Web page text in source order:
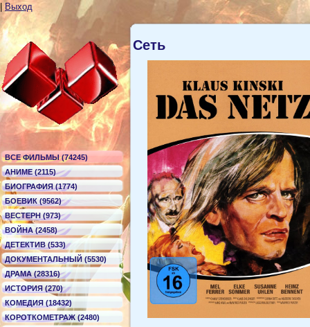
Выход
ВСЕ ФИЛЬМЫ (74245)
АНИМЕ (2115)
БИОГРАФИЯ (1774)
БОЕВИК (9562)
ВЕСТЕРН (973)
ВОЙНА (2458)
ДЕТЕКТИВ (533)
ДОКУМЕНТАЛЬНЫЙ (5530)
ДРАМА (28316)
ИСТОРИЯ (270)
КОМЕДИЯ (18432)
КОРОТКОМЕТРАЖ (2480)
Сеть